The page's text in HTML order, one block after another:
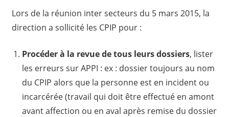
Lors de la réunion inter secteurs du 5 mars 2015, la
direction a sollicité les CPIP pour :
Procéder à la revue de tous leurs dossiers, lister
les erreurs sur APPI : ex : dossier toujours au nom
du CPIP alors que la personne est en incident ou
incarcérée (travail qui doit être effectué en amont
avant affection ou en aval après remise du dossier